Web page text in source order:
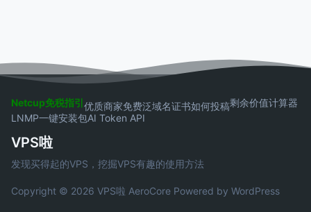
Netcup免税指引优质商家免费泛域名证书如何投稿剩余价值计算器
LNMP一键安装包AI Token API
VPS啦
发现买得起的VPS，挖掘VPS有趣的使用方法
Copyright © 2026 VPS啦 AeroCore Powered by WordPress